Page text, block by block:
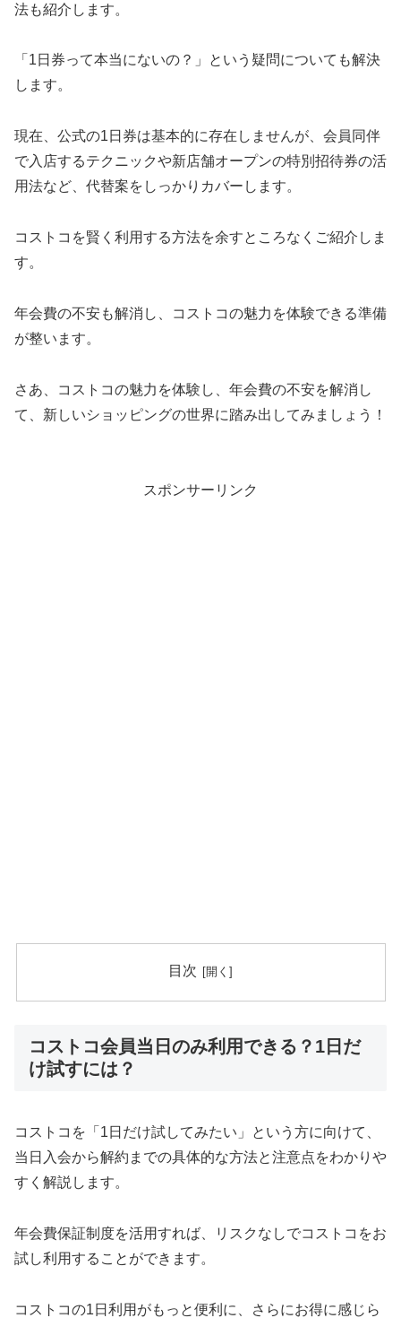
法も紹介します。
「1日券って本当にないの？」という疑問についても解決
します。
現在、公式の1日券は基本的に存在しませんが、会員同伴
で入店するテクニックや新店舗オープンの特別招待券の活
用法など、代替案をしっかりカバーします。
コストコを賢く利用する方法を余すところなくご紹介しま
す。
年会費の不安も解消し、コストコの魅力を体験できる準備
が整います。
さあ、コストコの魅力を体験し、年会費の不安を解消し
て、新しいショッピングの世界に踏み出してみましょう！
スポンサーリンク
目次
コストコ会員当日のみ利用できる？1日だ
け試すには？
コストコを「1日だけ試してみたい」という方に向けて、
当日入会から解約までの具体的な方法と注意点をわかりや
すく解説します。
年会費保証制度を活用すれば、リスクなしでコストコをお
試し利用することができます。
コストコの1日利用がもっと便利に、さらにお得に感じら